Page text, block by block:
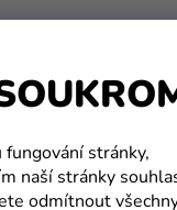
stránky,
naší stránky
odmítnout
kategorie.